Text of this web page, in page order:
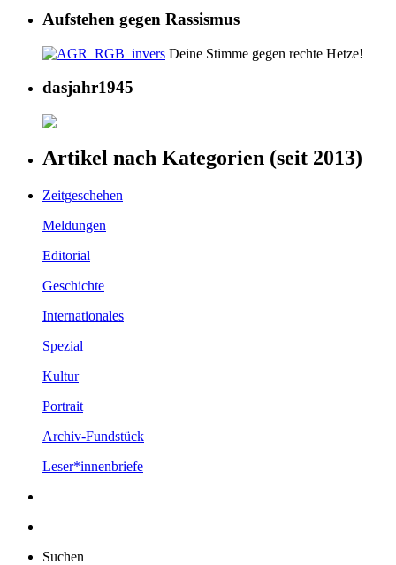
Aufstehen gegen Rassismus
Deine Stimme gegen rechte Hetze!
dasjahr1945
Artikel nach Kategorien (seit 2013)
Zeitgeschehen
Meldungen
Editorial
Geschichte
Internationales
Spezial
Kultur
Portrait
Archiv-Fundstück
Leser*innenbriefe
Suchen